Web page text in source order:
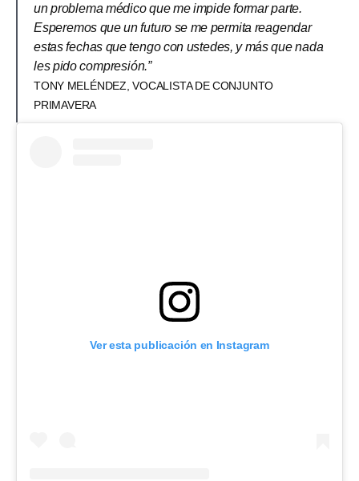
un problema médico que me impide formar parte.
Esperemos que un futuro se me permita reagendar
estas fechas que tengo con ustedes, y más que nada
les pido compresión.”
TONY MELÉNDEZ, VOCALISTA DE CONJUNTO
PRIMAVERA
Ver esta publicación en Instagram